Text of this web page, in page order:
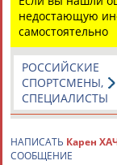
Камалудин
АБДУЛДАУДОВ
недостающую
самостоятельно
РОССИЙСКИЕ
СПОРТСМЕНЫ,
СПЕЦИАЛИСТЫ
НАПИСАТЬ Карен
СООБЩЕНИЕ